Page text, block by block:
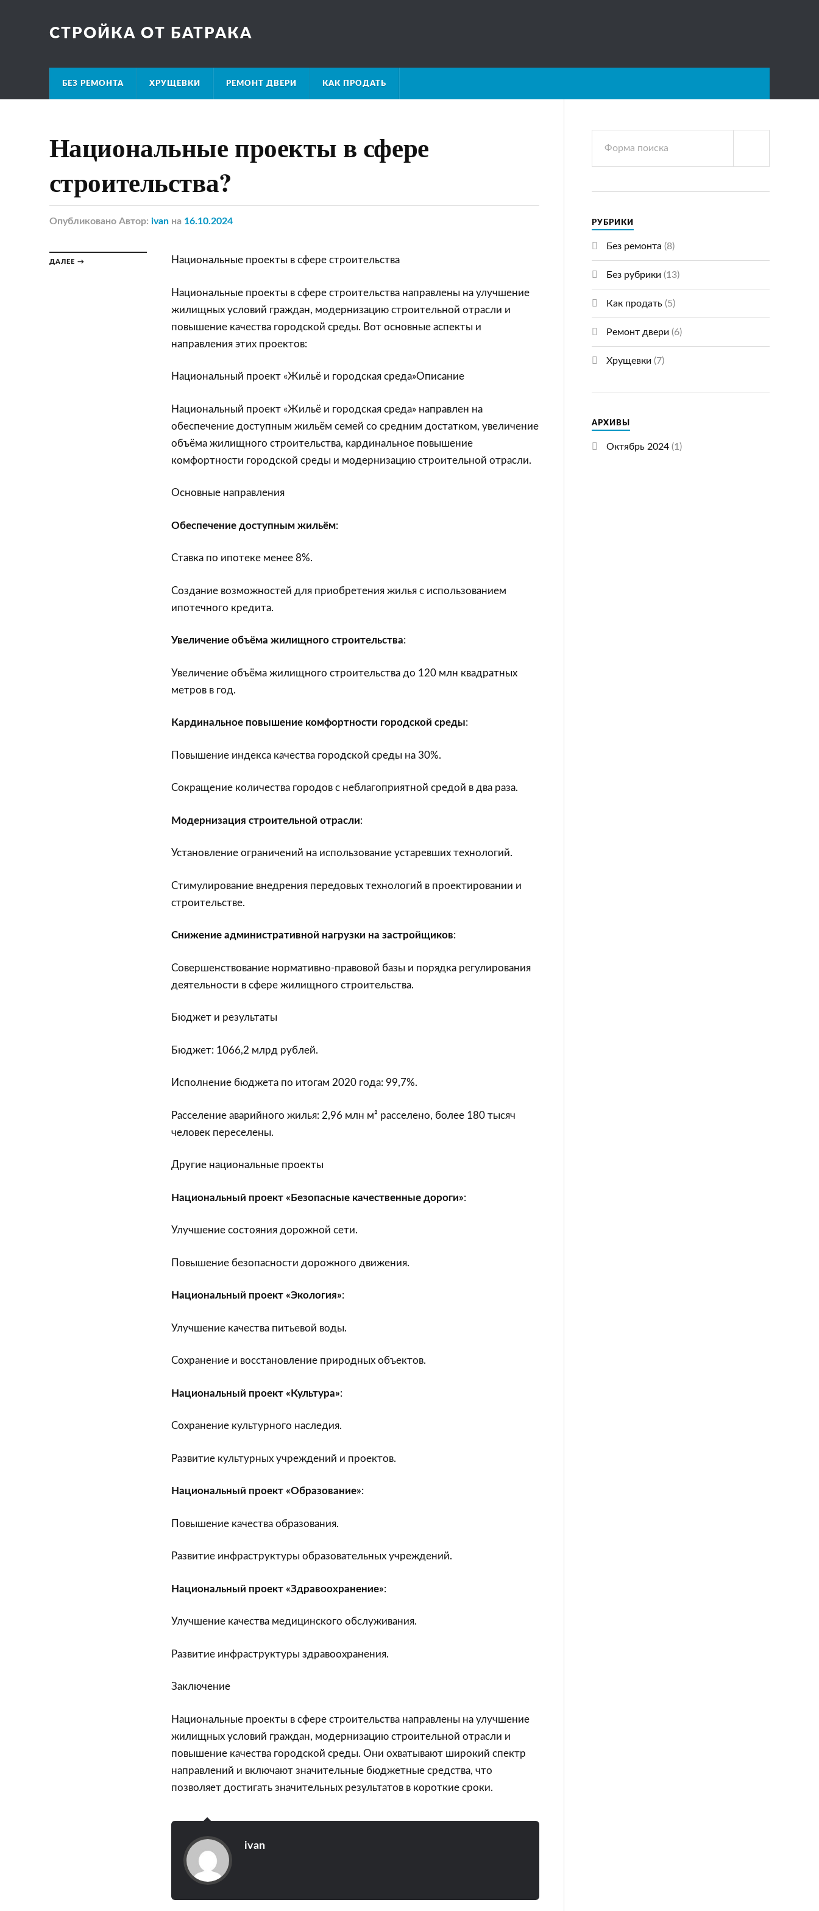
СТРОЙКА ОТ БАТРАКА
БЕЗ РЕМОНТА ХРУЩЕВКИ РЕМОНТ ДВЕРИ КАК ПРОДАТЬ
Национальные проекты в сфере
строительства?
Опубликовано Автор: ivan на 16.10.2024
ДАЛЕЕ → Национальные проекты в сфере строительства
Национальные проекты в сфере строительства направлены на улучшение
жилищных условий граждан, модернизацию строительной отрасли и
повышение качества городской среды. Вот основные аспекты и
направления этих проектов:
Национальный проект «Жильё и городская среда»Описание
Национальный проект «Жильё и городская среда» направлен на
обеспечение доступным жильём семей со средним достатком, увеличение
объёма жилищного строительства, кардинальное повышение
комфортности городской среды и модернизацию строительной отрасли.
Основные направления
Обеспечение доступным жильём:
Ставка по ипотеке менее 8%.
Создание возможностей для приобретения жилья с использованием
ипотечного кредита.
Увеличение объёма жилищного строительства:
Увеличение объёма жилищного строительства до 120 млн квадратных
метров в год.
Кардинальное повышение комфортности городской среды:
Повышение индекса качества городской среды на 30%.
Сокращение количества городов с неблагоприятной средой в два раза.
Модернизация строительной отрасли:
Установление ограничений на использование устаревших технологий.
Стимулирование внедрения передовых технологий в проектировании и
строительстве.
Снижение административной нагрузки на застройщиков:
Совершенствование нормативно-правовой базы и порядка регулирования
деятельности в сфере жилищного строительства.
Бюджет и результаты
Бюджет: 1066,2 млрд рублей.
Исполнение бюджета по итогам 2020 года: 99,7%.
Расселение аварийного жилья: 2,96 млн м² расселено, более 180 тысяч
человек переселены.
Другие национальные проекты
Национальный проект «Безопасные качественные дороги»:
Улучшение состояния дорожной сети.
Повышение безопасности дорожного движения.
Национальный проект «Экология»:
Улучшение качества питьевой воды.
Сохранение и восстановление природных объектов.
Национальный проект «Культура»:
Сохранение культурного наследия.
Развитие культурных учреждений и проектов.
Национальный проект «Образование»:
Повышение качества образования.
Развитие инфраструктуры образовательных учреждений.
Национальный проект «Здравоохранение»:
Улучшение качества медицинского обслуживания.
Развитие инфраструктуры здравоохранения.
Заключение
Национальные проекты в сфере строительства направлены на улучшение
жилищных условий граждан, модернизацию строительной отрасли и
повышение качества городской среды. Они охватывают широкий спектр
направлений и включают значительные бюджетные средства, что
позволяет достигать значительных результатов в короткие сроки.
ivan
РУБРИКИ
Без ремонта (8)
Без рубрики (13)
Как продать(5)
Ремонт двери (6)
Хрущевки (7)
АРХИВЫ
Октябрь 2024(1)